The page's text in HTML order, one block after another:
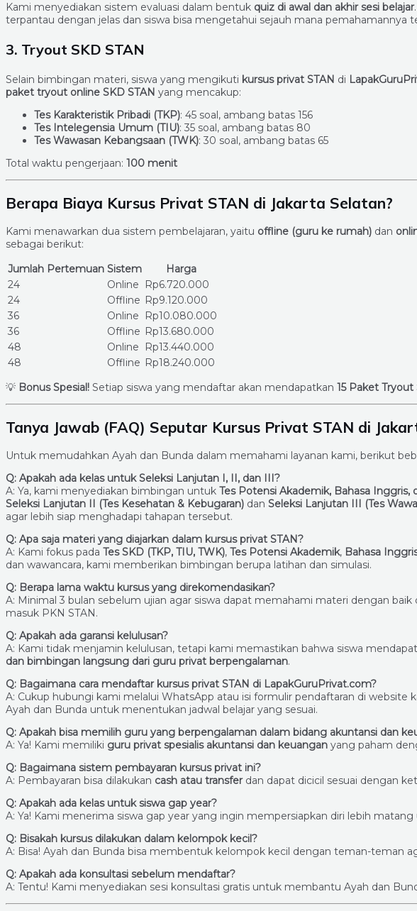
Kami menyediakan sistem evaluasi dalam bentuk quiz di awal dan akhir sesi belajar
terpantau dengan jelas dan siswa bisa mengetahui sejauh mana pemahamannya
3. Tryout SKD STAN
Selain bimbingan materi, siswa yang mengikuti kursus privat STAN di
paket tryout online SKD STAN yang mencakup:
Tes Karakteristik Pribadi (TKP): 45 soal, ambang batas 156
Tes Intelegensia Umum (TIU): 35 soal, ambang batas 80
Tes Wawasan Kebangsaan (TWK): 30 soal, ambang batas 65
Total waktu pengerjaan: 100 menit
Berapa Biaya Kursus Privat STAN di Jakarta Selatan?
Kami menawarkan dua sistem pembelajaran, yaitu offline (guru ke rumah) dan
sebagai berikut:
Jumlah Pertemuan Sistem
Harga
24
Online
Rp6.720.000
24
Offline Rp9.120.000
36
Online
Rp10.080.000
36
Offline Rp13.680.000
48
Online
Rp13.440.000
48
Offline Rp18.240.000
💡 Bonus Spesial! Setiap siswa yang mendaftar akan mendapatkan 15 Paket Tryout
Tanya Jawab (FAQ) Seputar Kursus Privat STAN di
Untuk memudahkan Ayah dan Bunda dalam memahami layanan kami, berikut
Q: Apakah ada kelas untuk Seleksi Lanjutan I, II, dan III?
A: Ya, kami menyediakan bimbingan untuk Tes Potensi Akademik, Bahasa Inggris,
Seleksi Lanjutan II (Tes Kesehatan & Kebugaran) dan Seleksi Lanjutan III (Tes
agar lebih siap menghadapi tahapan tersebut.
Q: Apa saja materi yang diajarkan dalam kursus privat STAN?
A: Kami fokus pada Tes SKD (TKP, TIU, TWK), Tes Potensi Akademik, Bahasa
dan wawancara, kami memberikan bimbingan berupa latihan dan simulasi.
Q: Berapa lama waktu kursus yang direkomendasikan?
A: Minimal 3 bulan sebelum ujian agar siswa dapat memahami materi dengan baik
masuk PKN STAN.
Q: Apakah ada garansi kelulusan?
A: Kami tidak menjamin kelulusan, tetapi kami memastikan bahwa siswa
dan bimbingan langsung dari guru privat berpengalaman.
Q: Bagaimana cara mendaftar kursus privat STAN di LapakGuruPrivat.com?
A: Cukup hubungi kami melalui WhatsApp atau isi formulir pendaftaran di website
Ayah dan Bunda untuk menentukan jadwal belajar yang sesuai.
Q: Apakah bisa memilih guru yang berpengalaman dalam bidang akuntansi dan
A: Ya! Kami memiliki guru privat spesialis akuntansi dan keuangan yang paham
Q: Bagaimana sistem pembayaran kursus privat ini?
A: Pembayaran bisa dilakukan cash atau transferdan dapat dicicil sesuai dengan
Q: Apakah ada kelas untuk siswa gap year?
A: Ya! Kami menerima siswa gap year yang ingin mempersiapkan diri lebih
Q: Bisakah kursus dilakukan dalam kelompok kecil?
A: Bisa! Ayah dan Bunda bisa membentuk kelompok kecil dengan teman-teman
Q: Apakah ada konsultasi sebelum mendaftar?
A: Tentu! Kami menyediakan sesi konsultasi gratis untuk membantu Ayah dan